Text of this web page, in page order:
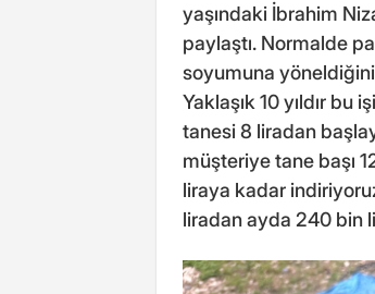
yaşındaki İbrahim
paylaştı. Normalde
soyumuna
Yaklaşık 10 yıldır bu
tanesi 8 liradan
müşteriye tane başı
liraya kadar
liradan ayda 240 bin